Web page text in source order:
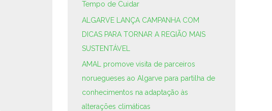
Tempo de Cuidar
ALGARVE LANÇA CAMPANHA COM
DICAS PARA TORNAR A REGIÃO MAIS
SUSTENTÁVEL
AMAL promove visita de parceiros
noruegueses ao Algarve para partilha de
conhecimentos na adaptação às
alterações climáticas